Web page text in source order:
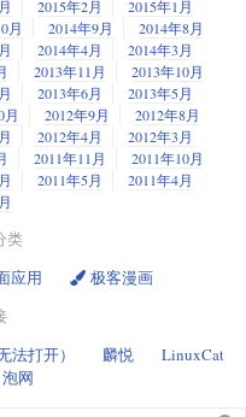
2015年2月
2015年1月
月 2014年9月
2014年8月
2014年4月
2014年3月
2013年11月
2013年10月
2013年6月
2013年5月
月 2012年9月
2012年8月
2012年4月
2012年3月
2011年11月
2011年10月
2011年5月
2011年4月
类
应用
极客漫画
打开） 麟悦
LinuxCat
网